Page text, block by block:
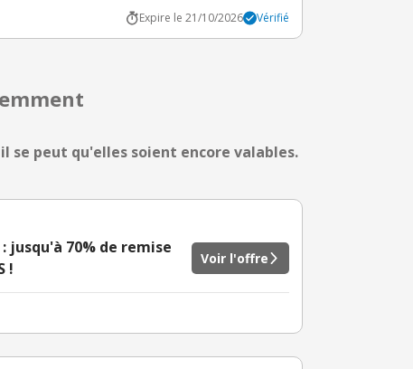
Expire le 21/10/2026 Vérifié
se peut qu'elles soient encore valables.
jusqu'à 70% de remise
!
Voir l'offre